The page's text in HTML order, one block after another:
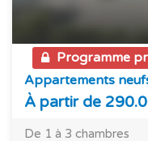
Programme
Appartements
À partir de
De 1 à 3 chambres